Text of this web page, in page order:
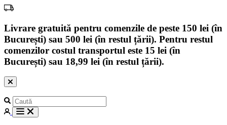
Livrare gratuită pentru comenzile de peste 150 lei (în
București) sau 500 lei (în restul țării). Pentru restul
comenzilor costul transportul este 15 lei (în
București) sau 18,99 lei (în restul țării).